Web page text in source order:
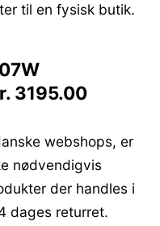
til en fysisk butik.
3195.00
webshops, er
nødvendigvis
der handles i
dages returret.